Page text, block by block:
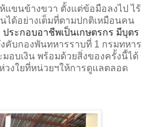
แขนข้างขวา ตั้งแต่ข้อมือลงไป ไร้
ได้อย่างเต็มที่ตามปกติเหมือนคน
ประกอบอาชีพเป็นเกษตรกร มีบุตร
คับกองพันทหารราบที่ 1 กรมทหาร
มอบเงิน พร้อมด้วยสิ่งของครั้งนี้ได้
งใยที่หน่วยฯให้การดูแลตลอด